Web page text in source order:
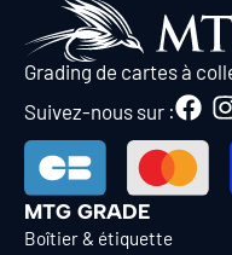
Grading de cartes à
Suivez-nous sur :
MTG GRADE
Boîtier & étiquette